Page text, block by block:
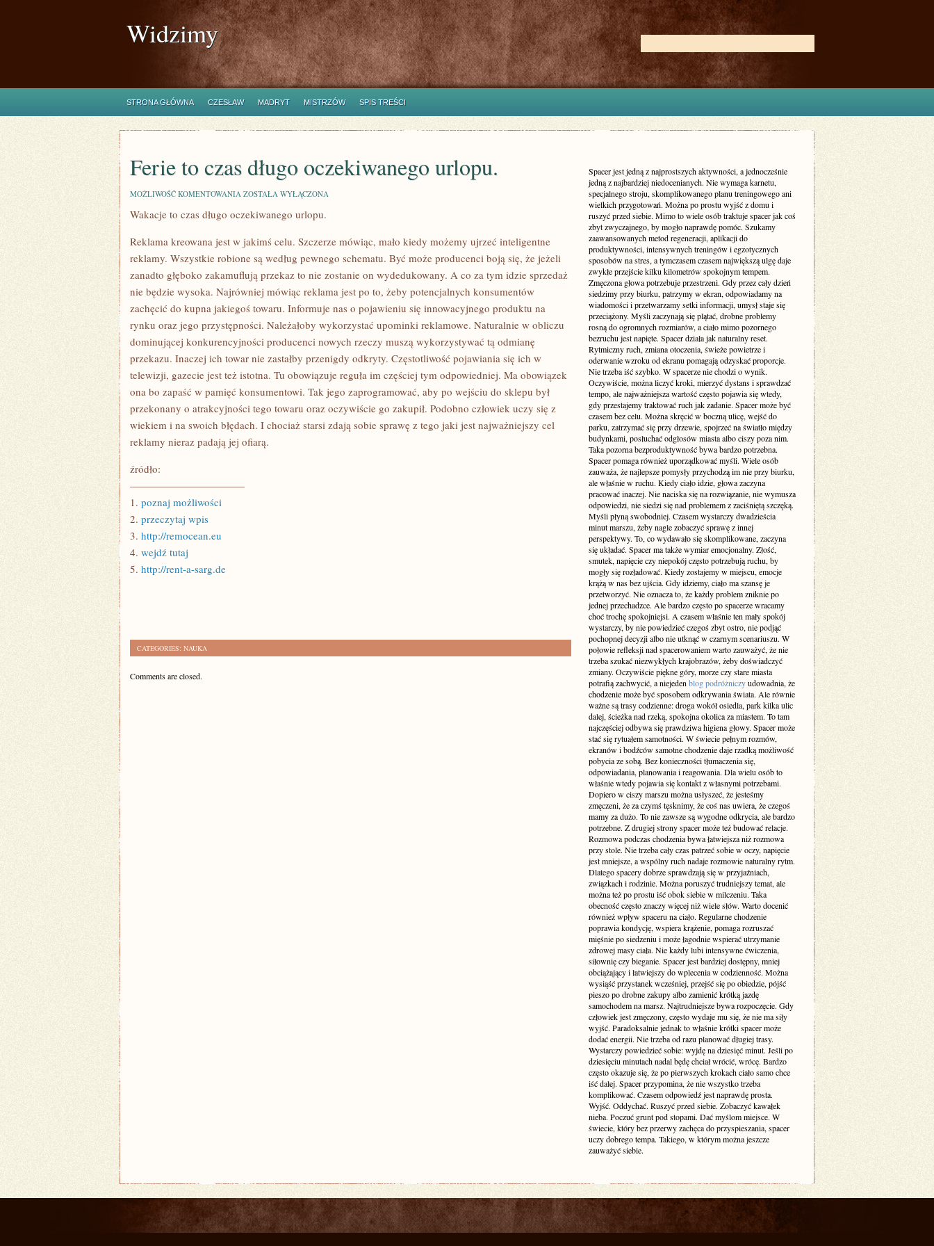
Widzimy
STRONA GŁÓWNA CZESŁAW MADRYT MISTRZÓW SPIS TREŚCI
Ferie to czas długo oczekiwanego urlopu.
MOŻLIWOŚĆ KOMENTOWANIA FERIE
CZAS
URLOPU.
ZOSTAŁA WYŁĄCZONA
Wakacje to czas długo oczekiwanego urlopu.
Reklama kreowana jest w jakimś celu. Szczerze mówiąc, mało kiedy możemy ujrzeć inteligentne
reklamy. Wszystkie robione są według pewnego schematu. Być może producenci boją się, że jeżeli
zanadto głęboko zakamuflują przekaz to nie zostanie on wydedukowany. A co za tym idzie sprzedaż
nie będzie wysoka. Najrówniej mówiąc reklama jest po to, żeby potencjalnych konsumentów
zachęcić do kupna jakiegoś towaru. Informuje nas o pojawieniu się innowacyjnego produktu na
rynku oraz jego przystępności. Należałoby wykorzystać upominki reklamowe. Naturalnie w obliczu
dominującej konkurencyjności producenci nowych rzeczy muszą wykorzystywać tą odmianę
przekazu. Inaczej ich towar nie zastałby przenigdy odkryty. Częstotliwość pojawiania się ich w
telewizji, gazecie jest też istotna. Tu obowiązuje reguła im częściej tym odpowiedniej. Ma obowiązek
ona bo zapaść w pamięć konsumentowi. Tak jego zaprogramować, aby po wejściu do sklepu był
przekonany o atrakcyjności tego towaru oraz oczywiście go zakupił. Podobno człowiek uczy się z
wiekiem i na swoich błędach. I chociaż starsi zdają sobie sprawę z tego jaki jest najważniejszy cel
reklamy nieraz padają jej ofiarą.
źródło:
———————————
1. poznaj możliwości
2. przeczytaj wpis
3. http://remocean.eu
4. wejdź tutaj
5. http://rent-a-sarg.de
CATEGORIES: NAUKA
Comments are closed.
Spacer jest jedną z najprostszych aktywności, a jednocześnie
jedną z najbardziej niedocenianych. Nie wymaga karnetu,
specjalnego stroju, skomplikowanego planu treningowego ani
wielkich przygotowań. Można po prostu wyjść z domu i
ruszyć przed siebie. Mimo to wiele osób traktuje spacer jak coś
zbyt zwyczajnego, by mogło naprawdę pomóc. Szukamy
zaawansowanych metod regeneracji, aplikacji do
produktywności, intensywnych treningów i egzotycznych
sposobów na stres, a tymczasem czasem największą ulgę daje
zwykłe przejście kilku kilometrów spokojnym tempem.
Zmęczona głowa potrzebuje przestrzeni. Gdy przez cały dzień
siedzimy przy biurku, patrzymy w ekran, odpowiadamy na
wiadomości i przetwarzamy setki informacji, umysł staje się
przeciążony. Myśli zaczynają się plątać, drobne problemy
rosną do ogromnych rozmiarów, a ciało mimo pozornego
bezruchu jest napięte. Spacer działa jak naturalny reset.
Rytmiczny ruch, zmiana otoczenia, świeże powietrze i
oderwanie wzroku od ekranu pomagają odzyskać proporcje.
Nie trzeba iść szybko. W spacerze nie chodzi o wynik.
Oczywiście, można liczyć kroki, mierzyć dystans i sprawdzać
tempo, ale najważniejsza wartość często pojawia się wtedy,
gdy przestajemy traktować ruch jak zadanie. Spacer może być
czasem bez celu. Można skręcić w boczną ulicę, wejść do
parku, zatrzymać się przy drzewie, spojrzeć na światło między
budynkami, posłuchać odgłosów miasta albo ciszy poza nim.
Taka pozorna bezproduktywność bywa bardzo potrzebna.
Spacer pomaga również uporządkować myśli. Wiele osób
zauważa, że najlepsze pomysły przychodzą im nie przy biurku,
ale właśnie w ruchu. Kiedy ciało idzie, głowa zaczyna
pracować inaczej. Nie naciska się na rozwiązanie, nie wymusza
odpowiedzi, nie siedzi się nad problemem z zaciśniętą szczęką.
Myśli płyną swobodniej. Czasem wystarczy dwadzieścia
minut marszu, żeby nagle zobaczyć sprawę z innej
perspektywy. To, co wydawało się skomplikowane, zaczyna
się układać. Spacer ma także wymiar emocjonalny. Złość,
smutek, napięcie czy niepokój często potrzebują ruchu, by
mogły się rozładować. Kiedy zostajemy w miejscu, emocje
krążą w nas bez ujścia. Gdy idziemy, ciało ma szansę je
przetworzyć. Nie oznacza to, że każdy problem zniknie po
jednej przechadzce. Ale bardzo często po spacerze wracamy
choć trochę spokojniejsi. A czasem właśnie ten mały spokój
wystarczy, by nie powiedzieć czegoś zbyt ostro, nie podjąć
pochopnej decyzji albo nie utknąć w czarnym scenariuszu. W
połowie refleksji nad spacerowaniem warto zauważyć, że nie
trzeba szukać niezwykłych krajobrazów, żeby doświadczyć
zmiany. Oczywiście piękne góry, morze czy stare miasta
potrafią zachwycić, a niejeden blog podróżniczyudowadnia, że
chodzenie może być sposobem odkrywania świata. Ale równie
ważne są trasy codzienne: droga wokół osiedla, park kilka ulic
dalej, ścieżka nad rzeką, spokojna okolica za miastem. To tam
najczęściej odbywa się prawdziwa higiena głowy. Spacer może
stać się rytuałem samotności. W świecie pełnym rozmów,
ekranów i bodźców samotne chodzenie daje rzadką możliwość
pobycia ze sobą. Bez konieczności tłumaczenia się,
odpowiadania, planowania i reagowania. Dla wielu osób to
właśnie wtedy pojawia się kontakt z własnymi potrzebami.
Dopiero w ciszy marszu można usłyszeć, że jesteśmy
zmęczeni, że za czymś tęsknimy, że coś nas uwiera, że czegoś
mamy za dużo. To nie zawsze są wygodne odkrycia, ale bardzo
potrzebne. Z drugiej strony spacer może też budować relacje.
Rozmowa podczas chodzenia bywa łatwiejsza niż rozmowa
przy stole. Nie trzeba cały czas patrzeć sobie w oczy, napięcie
jest mniejsze, a wspólny ruch nadaje rozmowie naturalny rytm.
Dlatego spacery dobrze sprawdzają się w przyjaźniach,
związkach i rodzinie. Można poruszyć trudniejszy temat, ale
można też po prostu iść obok siebie w milczeniu. Taka
obecność często znaczy więcej niż wiele słów. Warto docenić
również wpływ spaceru na ciało. Regularne chodzenie
poprawia kondycję, wspiera krążenie, pomaga rozruszać
mięśnie po siedzeniu i może łagodnie wspierać utrzymanie
zdrowej masy ciała. Nie każdy lubi intensywne ćwiczenia,
siłownię czy bieganie. Spacer jest bardziej dostępny, mniej
obciążający i łatwiejszy do wplecenia w codzienność. Można
wysiąść przystanek wcześniej, przejść się po obiedzie, pójść
pieszo po drobne zakupy albo zamienić krótką jazdę
samochodem na marsz. Najtrudniejsze bywa rozpoczęcie. Gdy
człowiek jest zmęczony, często wydaje mu się, że nie ma siły
wyjść. Paradoksalnie jednak to właśnie krótki spacer może
dodać energii. Nie trzeba od razu planować długiej trasy.
Wystarczy powiedzieć sobie: wyjdę na dziesięć minut. Jeśli po
dziesięciu minutach nadal będę chciał wrócić, wrócę. Bardzo
często okazuje się, że po pierwszych krokach ciało samo chce
iść dalej. Spacer przypomina, że nie wszystko trzeba
komplikować. Czasem odpowiedź jest naprawdę prosta.
Wyjść. Oddychać. Ruszyć przed siebie. Zobaczyć kawałek
nieba. Poczuć grunt pod stopami. Dać myślom miejsce. W
świecie, który bez przerwy zachęca do przyspieszania, spacer
uczy dobrego tempa. Takiego, w którym można jeszcze
zauważyć siebie.